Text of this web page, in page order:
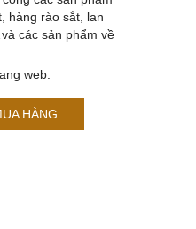
hàng rào sắt, lan
các sản phẩm về
web.
HÀNG